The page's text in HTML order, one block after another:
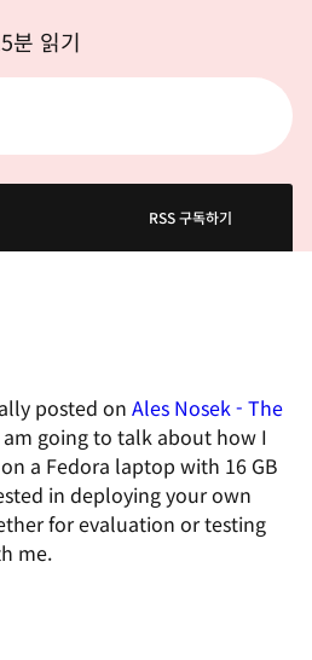
분 읽기
RSS 구독하기
posted on Ales Nosek - The
am going to talk about how I
a Fedora laptop with 16 GB
in deploying your own
for evaluation or testing
me.